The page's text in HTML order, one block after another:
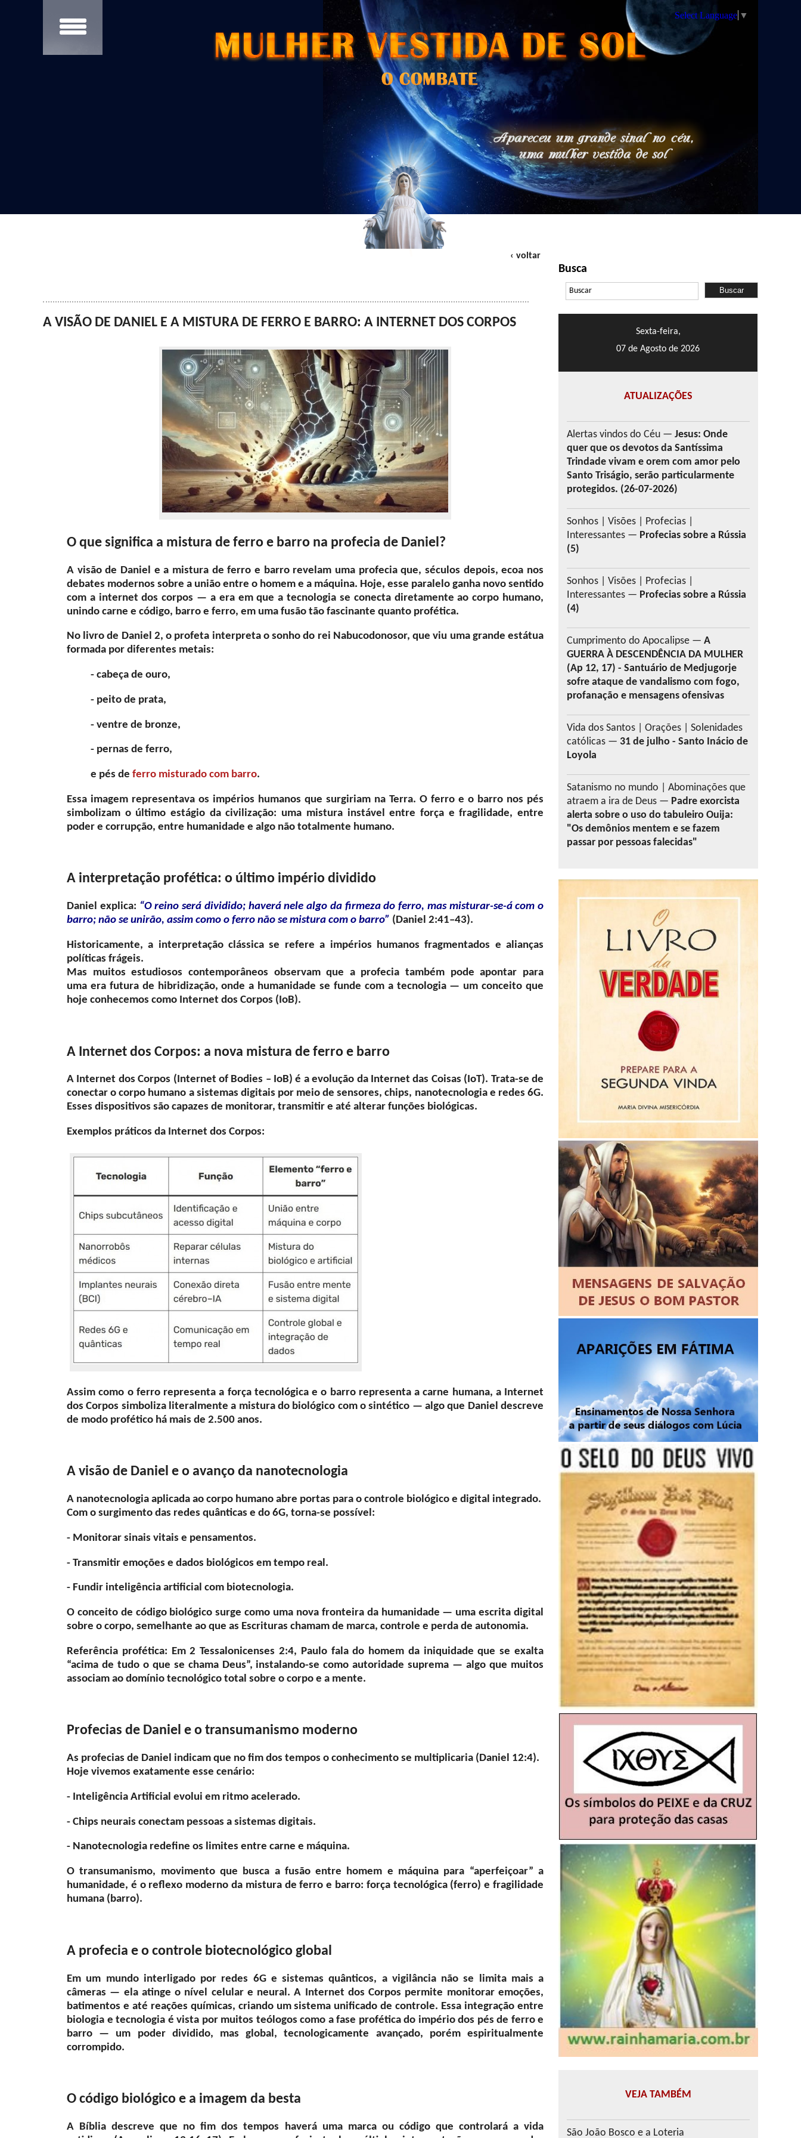
Select Language ▼
‹ voltar
A VISÃO DE DANIEL E A MISTURA DE FERRO E BARRO: A INTERNET DOS CORPOS
O que significa a mistura de ferro e barro na profecia de Daniel?
A visão de Daniel e a mistura de ferro e barro revelam uma profecia que, séculos depois, ecoa nos
debates modernos sobre a união entre o homem e a máquina. Hoje, esse paralelo ganha novo sentido
com a internet dos corpos — a era em que a tecnologia se conecta diretamente ao corpo humano,
unindo carne e código, barro e ferro, em uma fusão tão fascinante quanto profética.
No livro de Daniel 2, o profeta interpreta o sonho do rei Nabucodonosor, que viu uma grande estátua
formada por diferentes metais:
- cabeça de ouro,
- peito de prata,
- ventre de bronze,
- pernas de ferro,
e pés de ferro misturado com barro.
Essa imagem representava os impérios humanos que surgiriam na Terra. O ferro e o barro nos pés
simbolizam o último estágio da civilização: uma mistura instável entre força e fragilidade, entre
poder e corrupção, entre humanidade e algo não totalmente humano.
A interpretação profética: o último império dividido
Daniel explica: “O reino será dividido; haverá nele algo da firmeza do ferro, mas misturar-se-á com o
barro; não se unirão, assim como o ferro não se mistura com o barro” (Daniel 2:41–43).
Historicamente, a interpretação clássica se refere a impérios humanos fragmentados e alianças
políticas frágeis.
Mas muitos estudiosos contemporâneos observam que a profecia também pode apontar para
uma era futura de hibridização, onde a humanidade se funde com a tecnologia — um conceito que
hoje conhecemos como Internet dos Corpos (IoB).
A Internet dos Corpos: a nova mistura de ferro e barro
A Internet dos Corpos (Internet of Bodies – IoB) é a evolução da Internet das Coisas (IoT). Trata-se de
conectar o corpo humano a sistemas digitais por meio de sensores, chips, nanotecnologia e redes 6G.
Esses dispositivos são capazes de monitorar, transmitir e até alterar funções biológicas.
Exemplos práticos da Internet dos Corpos:
Assim como o ferro representa a força tecnológica e o barro representa a carne humana, a Internet
dos Corpos simboliza literalmente a mistura do biológico com o sintético — algo que Daniel descreve
de modo profético há mais de 2.500 anos.
A visão de Daniel e o avanço da nanotecnologia
A nanotecnologia aplicada ao corpo humano abre portas para o controle biológico e digital integrado.
Com o surgimento das redes quânticas e do 6G, torna-se possível:
- Monitorar sinais vitais e pensamentos.
- Transmitir emoções e dados biológicos em tempo real.
- Fundir inteligência artificial com biotecnologia.
O conceito de código biológico surge como uma nova fronteira da humanidade — uma escrita digital
sobre o corpo, semelhante ao que as Escrituras chamam de marca, controle e perda de autonomia.
Referência profética: Em 2 Tessalonicenses 2:4, Paulo fala do homem da iniquidade que se exalta
“acima de tudo o que se chama Deus”, instalando-se como autoridade suprema — algo que muitos
associam ao domínio tecnológico total sobre o corpo e a mente.
Profecias de Daniel e o transumanismo moderno
As profecias de Daniel indicam que no fim dos tempos o conhecimento se multiplicaria (Daniel 12:4).
Hoje vivemos exatamente esse cenário:
- Inteligência Artificial evolui em ritmo acelerado.
- Chips neurais conectam pessoas a sistemas digitais.
- Nanotecnologia redefine os limites entre carne e máquina.
O transumanismo, movimento que busca a fusão entre homem e máquina para “aperfeiçoar” a
humanidade, é o reflexo moderno da mistura de ferro e barro: força tecnológica (ferro) e fragilidade
humana (barro).
A profecia e o controle biotecnológico global
Em um mundo interligado por redes 6G e sistemas quânticos, a vigilância não se limita mais a
câmeras — ela atinge o nível celular e neural. A Internet dos Corpos permite monitorar emoções,
batimentos e até reações químicas, criando um sistema unificado de controle. Essa integração entre
biologia e tecnologia é vista por muitos teólogos como a fase profética do império dos pés de ferro e
barro — um poder dividido, mas global, tecnologicamente avançado, porém espiritualmente
corrompido.
O código biológico e a imagem da besta
A Bíblia descreve que no fim dos tempos haverá uma marca ou código que controlará a vida
Busca
Sexta-feira,
07 de Agosto de 2026
ATUALIZAÇÕES
Alertas vindos do Céu — Jesus: Onde
quer que os devotos da Santíssima
Trindade vivam e orem com amor pelo
Santo Triságio, serão particularmente
protegidos. (26-07-2026)
Sonhos | Visões | Profecias |
Interessantes — Profecias sobre a Rússia
(5)
Sonhos | Visões | Profecias |
Interessantes — Profecias sobre a Rússia
(4)
Cumprimento do Apocalipse — A
GUERRA À DESCENDÊNCIA DA MULHER
(Ap 12, 17) - Santuário de Medjugorje
sofre ataque de vandalismo com fogo,
profanação e mensagens ofensivas
Vida dos Santos | Orações | Solenidades
católicas — 31 de julho - Santo Inácio de
Loyola
Satanismo no mundo | Abominações que
atraem a ira de Deus — Padre exorcista
alerta sobre o uso do tabuleiro Ouija:
"Os demônios mentem e se fazem
passar por pessoas falecidas"
VEJA TAMBÉM
São João Bosco e a Loteria